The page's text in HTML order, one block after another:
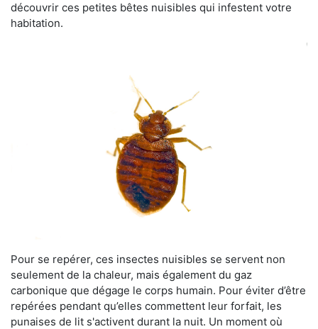
découvrir ces petites bêtes nuisibles qui infestent votre
habitation.
Pour se repérer, ces insectes nuisibles se servent non
seulement de la chaleur, mais également du gaz
carbonique que dégage le corps humain. Pour éviter d’être
repérées pendant qu’elles commettent leur forfait, les
punaises de lit s'activent durant la nuit. Un moment où